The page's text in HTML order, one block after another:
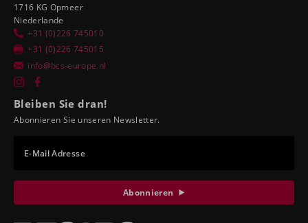
1716 KG Opmeer
Niederlande
+31 (0)226 745010
+31 (0)226 745015
info@bcs-europe.nl
Bleiben Sie dran!
Abonnieren Sie unseren Newsletter.
E-Mail Adresse
Abonnieren